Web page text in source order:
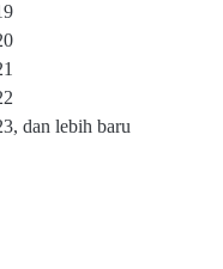
dan lebih baru